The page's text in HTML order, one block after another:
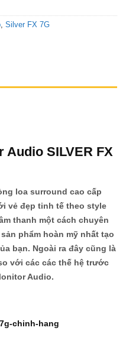
Silver FX 7G
SILVER FX
loa surround cao cấp
vẻ đẹp tinh tế theo style
thanh một cách chuyên
phẩm hoàn mỹ nhất tạo
bạn. Ngoài ra đây cũng là
với các các thế hệ trước
Audio.